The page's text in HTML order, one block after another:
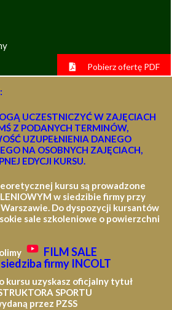
Pobierz ofertę PDF
UCZESTNICZYĆ W ZAJĘCIACH
Z PODANYCH TERMINÓW,
UZUPEŁNIENIA DANEGO
NA OSOBNYCH ZAJĘCIACH,
EDYCJI KURSU.
kursu są prowadzone
w siedzibie firmy przy
Do dyspozycji kursantów
sale szkoleniowe o powierzchni
FILM SALE
firmy INCOLT
kursu uzyskasz oficjalny tytuł
SPORTU
przez PZSS